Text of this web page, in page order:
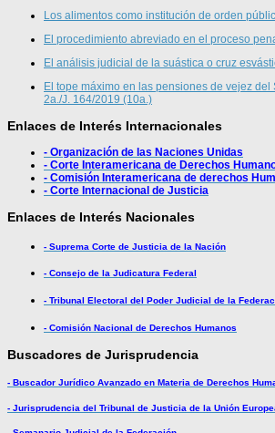
Los alimentos como institución de orden
El procedimiento abreviado en el proceso
El análisis judicial de la suástica o cruz
El tope máximo en las pensiones de vejez del
2a./J. 164/2019 (10a.)
Enlaces de Interés Internacionales
- Organización de las Naciones Unidas
- Corte Interamericana de Derechos
- Comisión Interamericana de derechos
- Corte Internacional de Justicia
Enlaces de Interés Nacionales
- Suprema Corte de Justicia de la Nación
- Consejo de la Judicatura Federal
- Tribunal Electoral del Poder Judicial de la
- Comisión Nacional de Derechos Humanos
Buscadores de Jurisprudencia
- Buscador Jurídico Avanzado en Materia de Derechos
- Jurisprudencia del Tribunal de Justicia de la Unión